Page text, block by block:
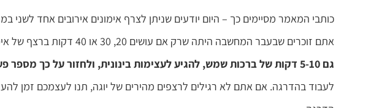
כותבי המאמר מסיימים כך – היום יודעים שניתן לצרף אימונים אירובים אחד לשני
אתם זוכרים שבעבר המחשבה היתה שרק אם עושים 20, 30 או 40 דקות ברצף של אימון אירובי זה נחשב? אז לא,
גם 5-10 דקות של ברכות שמש, להגיע לעצימות בינונית, ולחזור על כך מספר פעמים במהלך היום
לעבוד בהדרגה. אם אתם לא רגילים לרצפים מהירים של יוגה, תנו לעצמכם זמן